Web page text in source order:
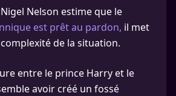
Nelson estime que le
est prêt au pardon, il met
de la situation.
entre le prince Harry et le
avoir créé un fossé